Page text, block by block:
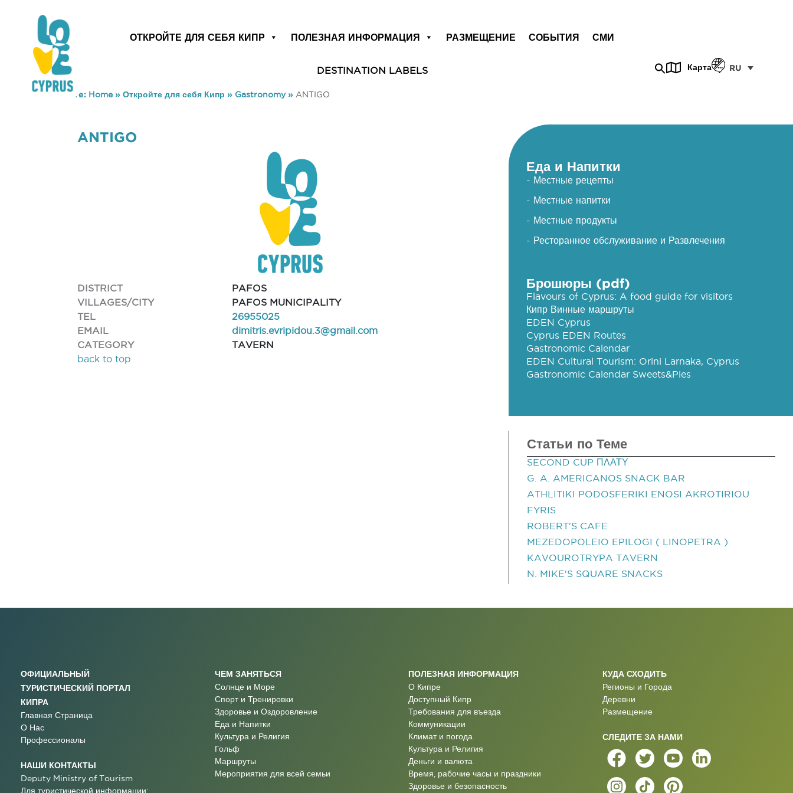
ОТКРОЙТЕ ДЛЯ СЕБЯ КИПР ПОЛЕЗНАЯ ИНФОРМАЦИЯ РАЗМЕЩЕНИЕ СОБЫТИЯ СМИ
DESTINATION LABELS Карта RU
You are here: Home» Откройте для себя Кипр » Gastronomy» ANTIGO
ANTIGO
DISTRICT
PAFOS
VILLAGES/CITY
PAFOS MUNICIPALITY
TEL
26955025
EMAIL
dimitris.evripidou.3@gmail.com
CATEGORY
TAVERN
back to top
Еда и Напитки
- Местные рецепты
- Местные напитки
- Местные продукты
- Ресторанное обслуживание и Развлечения
Брошюры (pdf)
Flavours of Cyprus: A food guide for visitors
Кипр Винные маршруты
EDEN Cyprus
Cyprus EDEN Routes
Gastronomic Calendar
EDEN Cultural Tourism: Orini Larnaka, Cyprus
Gastronomic Calendar Sweets&Pies
Статьи по Теме
SECOND CUP ΠΛΑΤΥ
G. A. AMERICANOS SNACK BAR
ATHLITIKI PODOSFERIKI ENOSI AKROTIRIOU
FYRIS
ROBERT'S CAFE
MEZEDOPOLEIO EPILOGI ( LINOPETRA )
KAVOUROTRYPA TAVERN
N. MIKE'S SQUARE SNACKS
ОФИЦИАЛЬНЫЙ
ТУРИСТИЧЕСКИЙ ПОРТАЛ
КИПРА
Главная Страница
О Нас
Профессионалы
НАШИ КОНТАКТЫ
Deputy Ministry of Tourism
Для туристической информации:
ЧЕМ ЗАНЯТЬСЯ
Солнце и Море
Спорт и Тренировки
Здоровье и Оздоровление
Еда и Напитки
Культура и Религия
Гольф
Маршруты
Мероприятия для всей семьи
ПОЛЕЗНАЯ ИНФОРМАЦИЯ
О Кипре
Доступный Кипр
Требования для въезда
Коммуникации
Климат и погода
Культура и Религия
Деньги и валюта
Время, рабочие часы и праздники
Здоровье и безопасность
КУДА СХОДИТЬ
Регионы и Города
Деревни
Размещение
СЛЕДИТЕ ЗА НАМИ